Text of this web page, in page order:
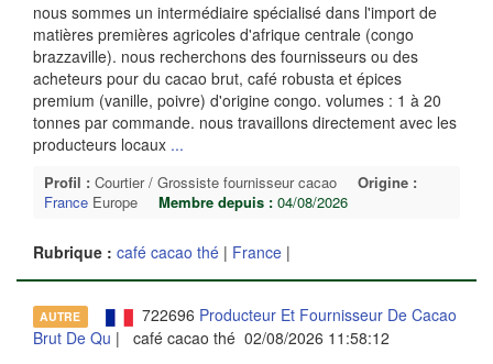
nous sommes un intermédiaire spécialisé dans l'import de
matières premières agricoles d'afrique centrale (congo
brazzaville). nous recherchons des fournisseurs ou des
acheteurs pour du cacao brut, café robusta et épices
premium (vanille, poivre) d'origine congo. volumes : 1 à 20
tonnes par commande. nous travaillons directement avec les
producteurs locaux ...
Profil : Courtier / Grossiste fournisseur cacao
Origine :
France Europe Membre depuis : 04/08/2026
Rubrique : café cacao thé | France |
AUTRE 722696 Producteur Et Fournisseur De Cacao
Brut De Qu | café cacao thé 02/08/2026 11:58:12